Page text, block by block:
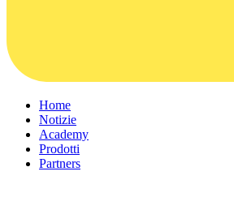
Home
Notizie
Academy
Prodotti
Partners